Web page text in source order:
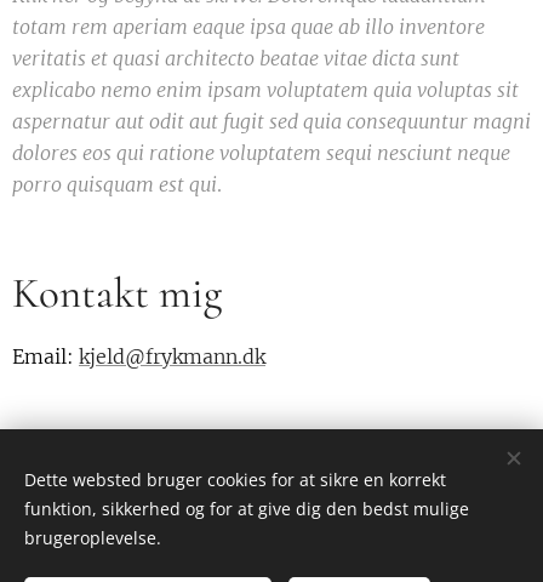
totam rem aperiam eaque ipsa quae ab illo inventore
veritatis et quasi architecto beatae vitae dicta sunt
explicabo nemo enim ipsam voluptatem quia voluptas sit
aspernatur aut odit aut fugit sed quia consequuntur magni
dolores eos qui ratione voluptatem sequi nesciunt neque
porro quisquam est qui.
Kontakt mig
Email: kjeld@frykmann.dk
Alle rettigheder forbeholdes 2024
Dette websted bruger cookies for at sikre en korrekt
funktion, sikkerhed og for at give dig den bedst mulige
brugeroplevelse.